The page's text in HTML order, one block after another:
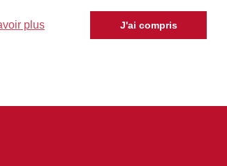
plus J'ai compris